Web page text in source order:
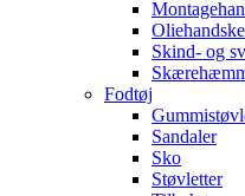
Skind- og
Fodtøj
Sandaler
Sko
Støvletter